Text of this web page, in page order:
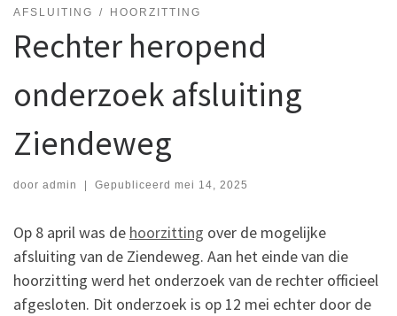
AFSLUITING HOORZITTING
Rechter heropend
onderzoek afsluiting
Ziendeweg
door admin Gepubliceerd mei 14, 2025
Op 8 april was de hoorzitting over de mogelijke
afsluiting van de Ziendeweg. Aan het einde van die
hoorzitting werd het onderzoek van de rechter officieel
afgesloten. Dit onderzoek is op 12 mei echter door de